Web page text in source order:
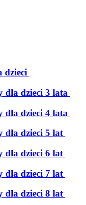
dzieci
dla dzieci 3 lata
dla dzieci 4 lata
dla dzieci 5 lat
dla dzieci 6 lat
dla dzieci 7 lat
dla dzieci 8 lat